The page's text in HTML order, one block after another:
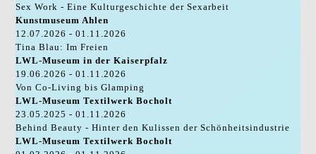
Sex Work - Eine Kulturgeschichte der Sexarbeit
Kunstmuseum Ahlen
12.07.2026 - 01.11.2026
Tina Blau: Im Freien
LWL-Museum in der Kaiserpfalz
19.06.2026 - 01.11.2026
Von Co-Living bis Glamping
LWL-Museum Textilwerk Bocholt
23.05.2025 - 01.11.2026
Behind Beauty - Hinter den Kulissen der Schönheitsindustrie
LWL-Museum Textilwerk Bocholt